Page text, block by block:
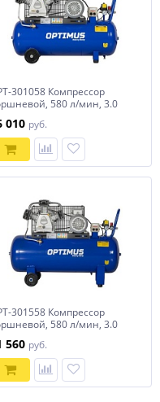
301058 Компрессор
580 л/мин, 3.0
010 руб.
301558 Компрессор
580 л/мин, 3.0
560 руб.